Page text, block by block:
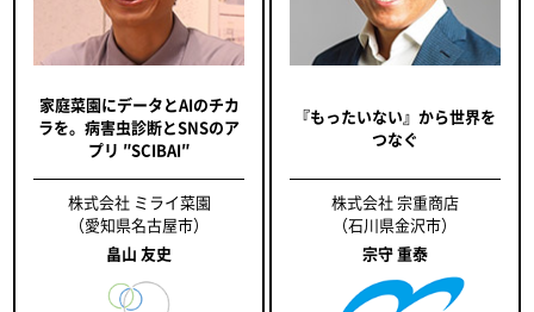
家庭菜園にデータとAIのチカ
ラを。病害虫診断とSNSのア
プリ ″SCIBAI″
株式会社 ミライ菜園
（愛知県名古屋市）
畠山 友史
『もったいない』から世界を
つなぐ
株式会社 宗重商店
（石川県金沢市）
宗守 重泰